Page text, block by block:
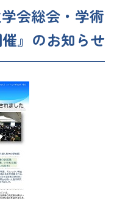
会総会・学術
』のお知らせ